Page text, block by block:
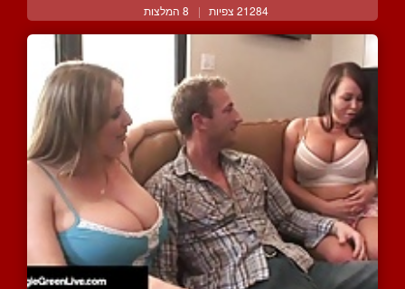
21284 צפיות | 8 המלצות